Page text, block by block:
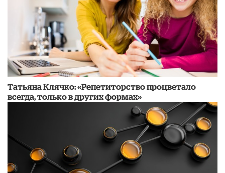
​Татьяна Клячко: «Репетиторство процветало
всегда, только в других формах»